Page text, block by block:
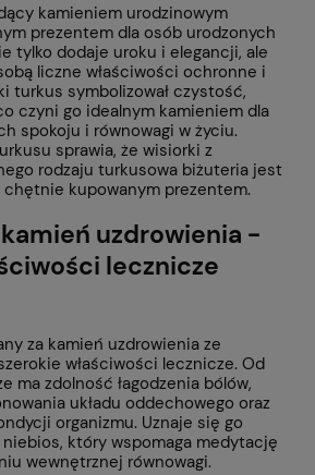
kamieniem urodzinowym
prezentem dla osób urodzonych
tylko dodaje uroku i elegancji, ale
liczne właściwości ochronne i
turkus symbolizował czystość,
czyni go idealnym kamieniem dla
spokoju i równowagi w życiu.
sprawia, że wisiorki z
rodzaju turkusowa biżuteria jest
kupowanym prezentem.
uzdrowienia -
lecznicze
za kamień uzdrowienia ze
właściwości lecznicze. Od
ma zdolność łagodzenia bólów,
układu oddechowego oraz
organizmu. Uznaje się go
który wspomaga medytację
wewnętrznej równowagi.